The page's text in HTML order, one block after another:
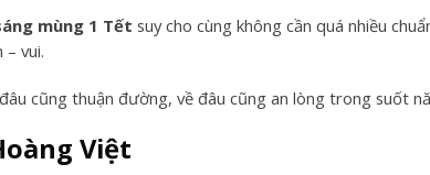
mùng 1 Tết suy cho cùng không cần quá nhiều
– vui.
cũng thuận đường, về đâu cũng an lòng trong suốt
Việt